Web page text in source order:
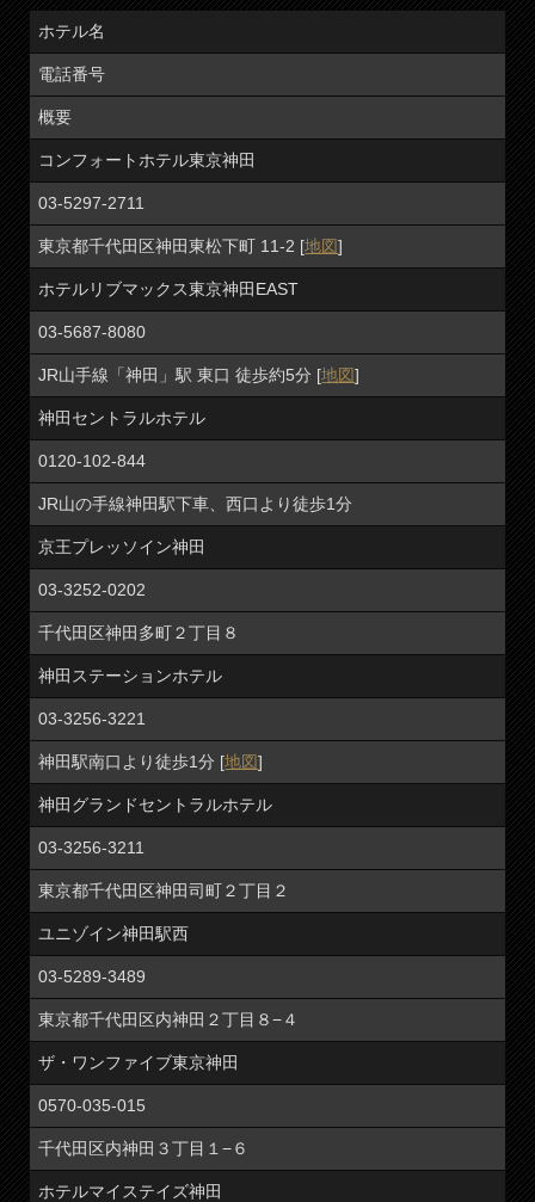
ホテル名
電話番号
概要
コンフォートホテル東京神田
03-5297-2711
東京都千代田区神田東松下町 11-2 [地図]
ホテルリブマックス東京神田EAST
03-5687-8080
JR山手線「神田」駅 東口 徒歩約5分 [地図]
神田セントラルホテル
0120-102-844
JR山の手線神田駅下車、西口より徒歩1分
京王プレッソイン神田
03-3252-0202
千代田区神田多町２丁目８
神田ステーションホテル
03-3256-3221
神田駅南口より徒歩1分 [地図]
神田グランドセントラルホテル
03-3256-3211
東京都千代田区神田司町２丁目２
ユニゾイン神田駅西
03-5289-3489
東京都千代田区内神田２丁目８−４
ザ・ワンファイブ東京神田
0570-035-015
千代田区内神田３丁目１−６
ホテルマイステイズ神田